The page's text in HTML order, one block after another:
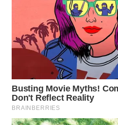
WN
LIKUPANG
LABUANBAJO
WN
BORNEO